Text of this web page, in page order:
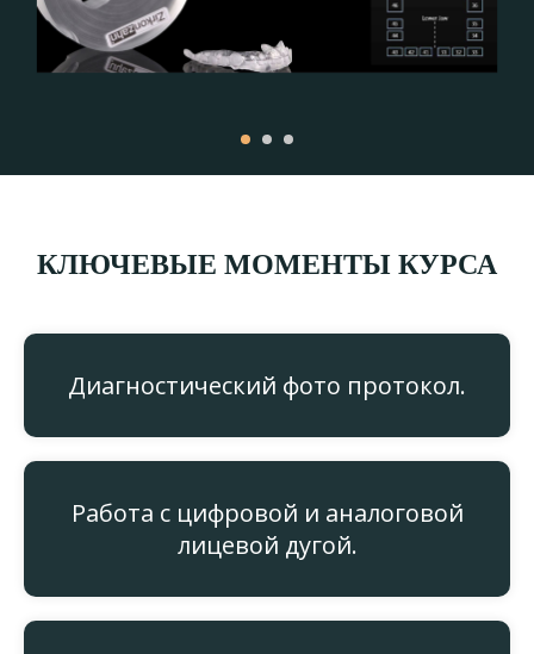
КЛЮЧЕВЫЕ МОМЕНТЫ КУРСА
Диагностический фото протокол.
Работа с цифровой и аналоговой
лицевой дугой.